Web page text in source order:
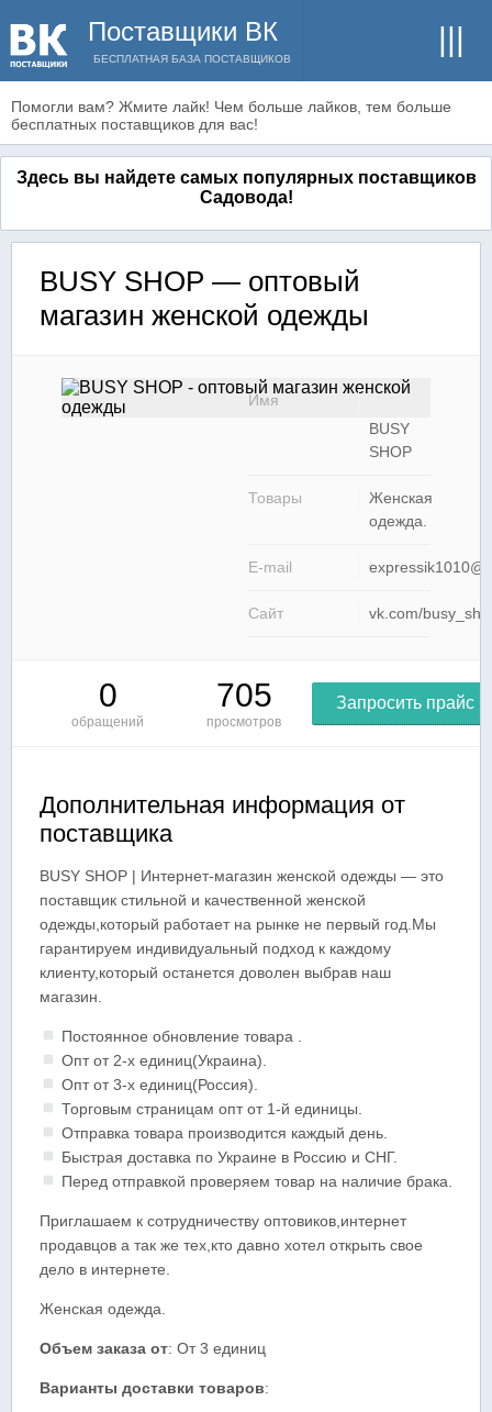
Поставщики ВК
БЕСПЛАТНАЯ БАЗА ПОСТАВЩИКОВ
Помогли вам? Жмите лайк! Чем больше лайков, тем больше
бесплатных поставщиков для вас!
Здесь вы найдете самых популярных поставщиков
Садовода!
BUSY SHOP — оптовый
магазин женской одежды
Имя
BUSY
SHOP
Товары
Женская
одежда.
E-mail
Сайт vk.com/
0
обращений
705
просмотров
Запросить прайс
Дополнительная информация от
поставщика
BUSY SHOP | Интернет-магазин женской одежды — это
поставщик стильной и качественной женской
одежды,который работает на рынке не первый год.Мы
гарантируем индивидуальный подход к каждому
клиенту,который останется доволен выбрав наш
магазин.
Постоянное обновление товара .
Опт от 2-х единиц(Украина).
Опт от 3-х единиц(Россия).
Торговым страницам опт от 1-й единицы.
Отправка товара производится каждый день.
Быстрая доставка по Украине в Россию и СНГ.
Перед отправкой проверяем товар на наличие брака.
Приглашаем к сотрудничеству оптовиков,интернет
продавцов а так же тех,кто давно хотел открыть свое
дело в интернете.
Женская одежда.
Объем заказа от: От 3 единиц
Варианты доставки товаров: